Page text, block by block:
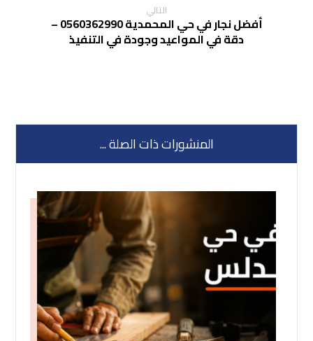
التالي
أفضل نجار في حي المحمدية 0560362990 –
دقة في المواعيد وجودة في التنفيذ
المنشورات ذات الصلة ...